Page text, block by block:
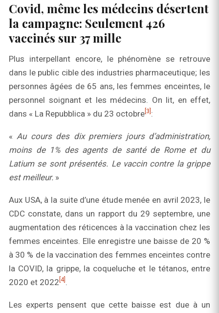
Covid, même les médecins désertent
la campagne: Seulement 426
vaccinés sur 37 mille
Plus interpellant encore, le phénomène se retrouve
dans le public cible des industries pharmaceutique; les
personnes âgées de 65 ans, les femmes enceintes, le
personnel soignant et les médecins. On lit, en effet,
dans « La Repubblica » du 23 octobre [3] :
«Au cours des dix premiers jours d’administration,
moins de 1% des agents de santé de Rome et du
Latium se sont présentés. Le vaccin contre la grippe
est meilleur. »
Aux USA, à la suite d’une étude menée en avril 2023, le
CDC constate, dans un rapport du 29 septembre, une
augmentation des réticences à la vaccination chez les
femmes enceintes. Elle enregistre une baisse de 20 %
à 30 % de la vaccination des femmes enceintes contre
la COVID, la grippe, la coqueluche et le tétanos, entre
2020 et 2022 [4] .
Les experts pensent que cette baisse est due à un